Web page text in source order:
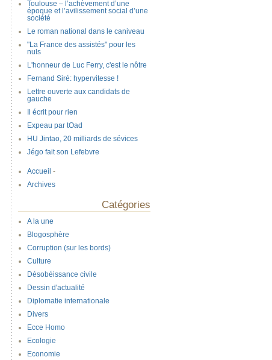
Toulouse – l’achèvement d’une
époque et l’avilissement social d’une
société
Le roman national dans le caniveau
"La France des assistés" pour les
nuls
L'honneur de Luc Ferry, c'est le nôtre
Fernand Siré: hypervitesse !
Lettre ouverte aux candidats de
gauche
Il écrit pour rien
Expeau par tOad
HU Jintao, 20 milliards de sévices
Jégo fait son Lefebvre
Accueil -
Archives
Catégories
A la une
Blogosphère
Corruption (sur les bords)
Culture
Désobéissance civile
Dessin d'actualité
Diplomatie internationale
Divers
Ecce Homo
Ecologie
Economie